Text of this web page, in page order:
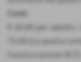
Costi:
€ 20,00 per
15,00 (La quota
l’assicurazione RCT)